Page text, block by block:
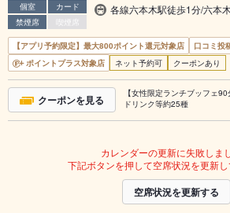
個室
カード
禁煙席
喫煙席
各線六本木駅徒歩1分/六本
【アプリ予約限定】最大800ポイント還元対象店
口コミ投
ポイントプラス対象店
ネット予約可 クーポンあり
クーポンを見る
【女性限定ランチブッフェ
ドリンク等約25種
カレンダーの更新に失敗しまし
下記ボタンを押して空席状況を更新し
空席状況を更新する